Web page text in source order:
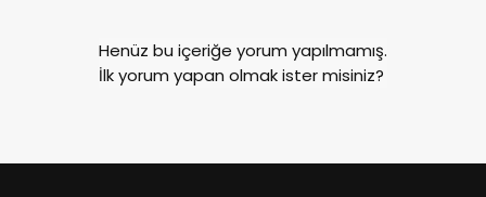
Henüz bu içeriğe yorum yapılmamış.
İlk yorum yapan olmak ister misiniz?